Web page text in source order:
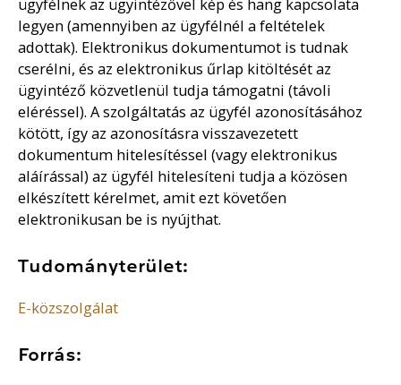
ügyfélnek az ügyintézővel kép és hang kapcsolata
legyen (amennyiben az ügyfélnél a feltételek
adottak). Elektronikus dokumentumot is tudnak
cserélni, és az elektronikus űrlap kitöltését az
ügyintéző közvetlenül tudja támogatni (távoli
eléréssel). A szolgáltatás az ügyfél azonosításához
kötött, így az azonosításra visszavezetett
dokumentum hitelesítéssel (vagy elektronikus
aláírással) az ügyfél hitelesíteni tudja a közösen
elkészített kérelmet, amit ezt követően
elektronikusan be is nyújthat.
Tudományterület:
E-közszolgálat
Forrás: